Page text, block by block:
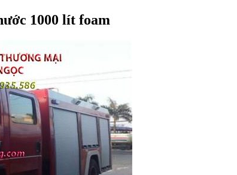
1000 lít foam